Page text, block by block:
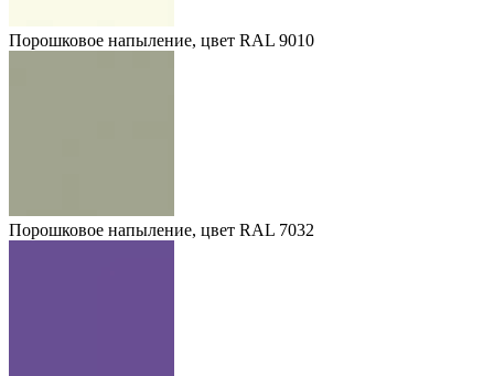
Порошковое напыление, цвет RAL 9010
Порошковое напыление, цвет RAL 7032